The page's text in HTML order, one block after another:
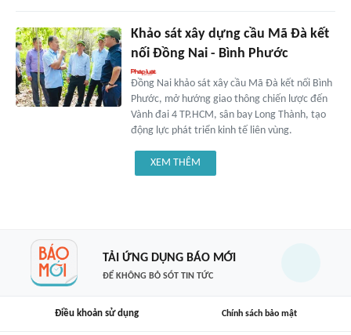
Khảo sát xây dựng cầu Mã Đà kết
nối Đồng Nai - Bình Phước
Đồng Nai khảo sát xây cầu Mã Đà kết nối Bình
Phước, mở hướng giao thông chiến lược đến
Vành đai 4 TP.HCM, sân bay Long Thành, tạo
động lực phát triển kinh tế liên vùng.
XEM THÊM
TẢI ỨNG DỤNG BÁO MỚI
ĐỂ KHÔNG BỎ SÓT TIN TỨC
Điều khoản sử dụng Chính sách bảo mật